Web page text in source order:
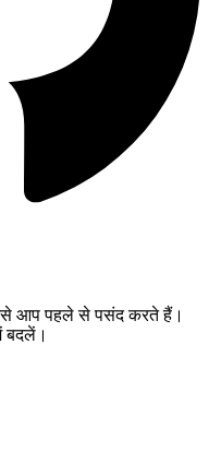
आप पहले से पसंद करते हैं।
बदलें।